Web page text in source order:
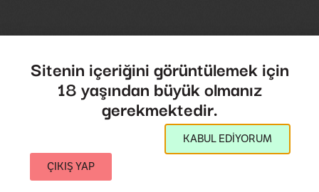
Sitenin içeriğini görüntülemek için
18 yaşından büyük olmanız
gerekmektedir.
KABUL EDİYORUM
ÇIKIŞ YAP